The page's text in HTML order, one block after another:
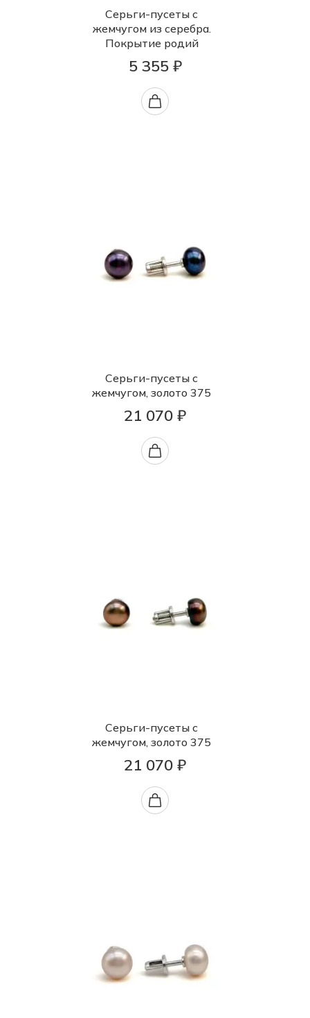
Серьги-пусеты с
жемчугом из серебра.
Покрытие родий
5 355 ₽
Серьги-пусеты с
жемчугом, золото 375
21 070 ₽
Серьги-пусеты с
жемчугом, золото 375
21 070 ₽